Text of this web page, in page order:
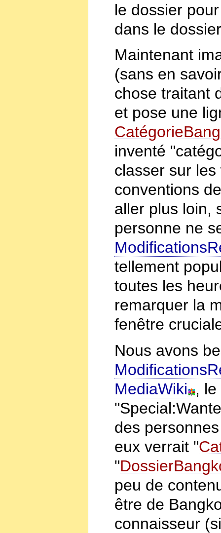
le dossier
dans le
Maintenant
(sans en
chose traitant
et pose une
inventé
classer sur
conventions
aller plus loin,
personne ne
tellement
toutes les
remarquer la
fenêtre
Nous avons
MediaWiki ,
des
eux verrait "
"
peu de
être de
connaisseur